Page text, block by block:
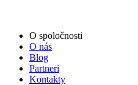
O spoločnosti
O nás
Blog
Partneri
Kontakty